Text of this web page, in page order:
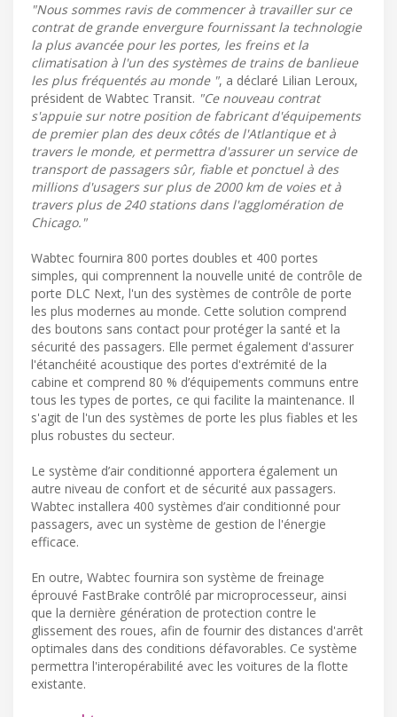
"Nous sommes ravis de commencer à travailler sur ce
contrat de grande envergure fournissant la technologie
la plus avancée pour les portes, les freins et la
climatisation à l'un des systèmes de trains de banlieue
les plus fréquentés au monde ", a déclaré Lilian Leroux,
président de Wabtec Transit. "Ce nouveau contrat
s'appuie sur notre position de fabricant d'équipements
de premier plan des deux côtés de l'Atlantique et à
travers le monde, et permettra d'assurer un service de
transport de passagers sûr, fiable et ponctuel à des
millions d'usagers sur plus de 2000 km de voies et à
travers plus de 240 stations dans l'agglomération de
Chicago."
Wabtec fournira 800 portes doubles et 400 portes
simples, qui comprennent la nouvelle unité de contrôle de
porte DLC Next, l'un des systèmes de contrôle de porte
les plus modernes au monde. Cette solution comprend
des boutons sans contact pour protéger la santé et la
sécurité des passagers. Elle permet également d'assurer
l'étanchéité acoustique des portes d'extrémité de la
cabine et comprend 80 % d’équipements communs entre
tous les types de portes, ce qui facilite la maintenance. Il
s'agit de l'un des systèmes de porte les plus fiables et les
plus robustes du secteur.
Le système d’air conditionné apportera également un
autre niveau de confort et de sécurité aux passagers.
Wabtec installera 400 systèmes d’air conditionné pour
passagers, avec un système de gestion de l'énergie
efficace.
En outre, Wabtec fournira son système de freinage
éprouvé FastBrake contrôlé par microprocesseur, ainsi
que la dernière génération de protection contre le
glissement des roues, afin de fournir des distances d'arrêt
optimales dans des conditions défavorables. Ce système
permettra l'interopérabilité avec les voitures de la flotte
existante.